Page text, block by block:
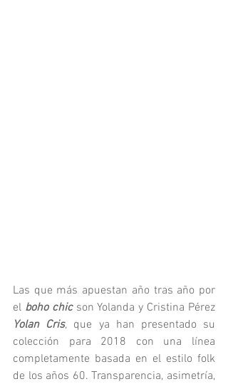
Las que más apuestan año tras año por
el boho chic
Yolan Cris, que ya han presentado su
colección para 2018 con una línea
completamente basada en el estilo folk
de los años 60. Transparencia, asimetría,